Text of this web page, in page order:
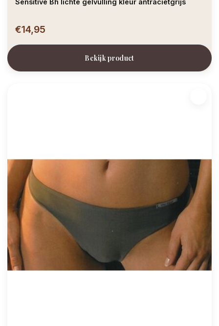
Sensitive Bh lichte gelvulling kleur antracietgrijs
€14,95
Bekijk product